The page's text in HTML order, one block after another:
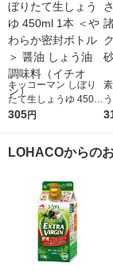
キッコーマン しぼり
たて生しょうゆ 450m
l 1本 ＜やわらか密封
シ）
305円
LOHACOからの